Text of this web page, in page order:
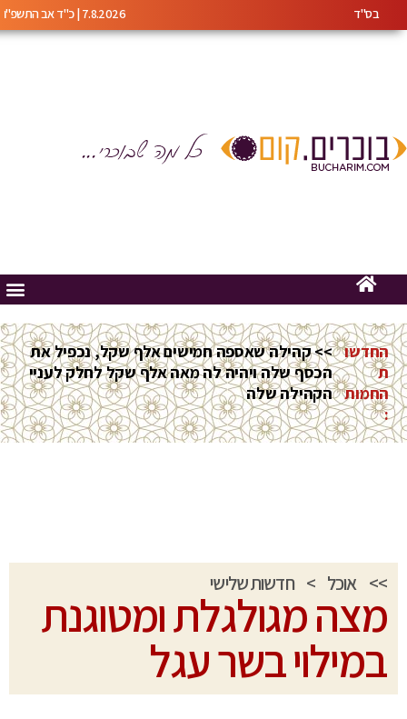
בס"ד 7.8.2026 | כ"ד אב התשפ"ו
החדשו
ת
החמות
:
>> קהילה שאספה חמישים אלף שקל, נכפיל את
הכסף שלה ויהיה לה מאה אלף שקל לחלק לעניי
הקהילה שלה
>> אוכל > חדשות שלישי
מצה מגולגלת ומטוגנת
במילוי בשר עגל